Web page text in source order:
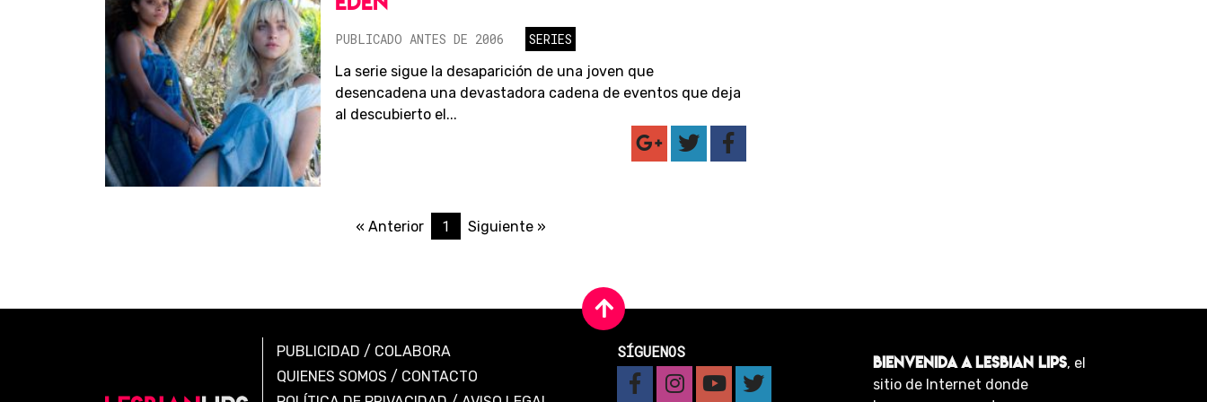
PUBLICADO ANTES DE 2006
SERIES
La serie sigue la desaparición de una joven que
desencadena una devastadora cadena de eventos que deja
al descubierto el...
« Anterior 1 Siguiente »
PUBLICIDAD / COLABORA
QUIENES SOMOS / CONTACTO
SÍGUENOS
BIENVENIDA A LESBIAN LIPS, el
sitio de Internet donde